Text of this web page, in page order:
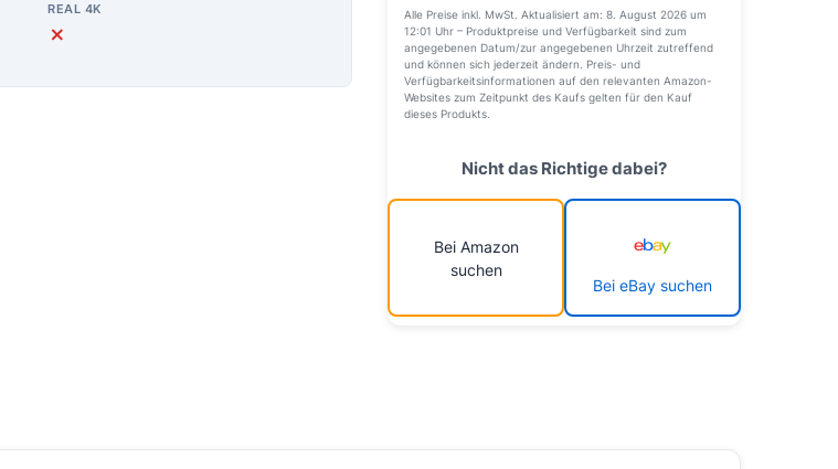
REAL 4K
✗
Alle Preise inkl. MwSt. Aktualisiert am: 8. August 2026 um
12:01 Uhr – Produktpreise und Verfügbarkeit sind zum
angegebenen Datum/zur angegebenen Uhrzeit zutreffend
und können sich jederzeit ändern. Preis- und
Verfügbarkeitsinformationen auf den relevanten Amazon-
Websites zum Zeitpunkt des Kaufs gelten für den Kauf
dieses Produkts.
Nicht das Richtige dabei?
Bei Amazon
suchen
Bei eBay suchen